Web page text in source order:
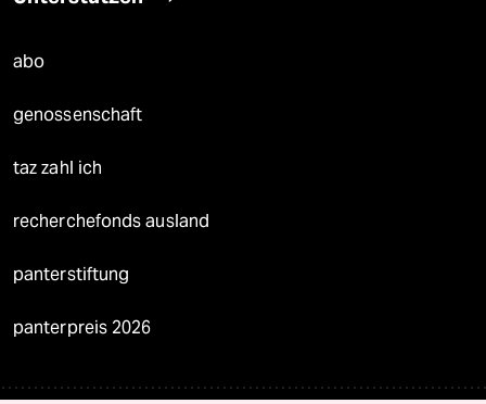
abo
genossenschaft
taz zahl ich
recherchefonds ausland
panterstiftung
panterpreis 2026